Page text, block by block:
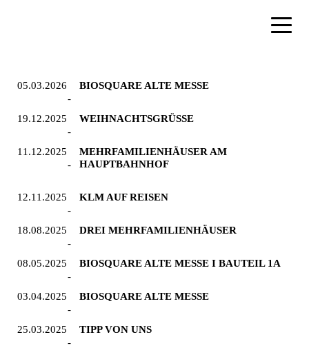
05.03.2026 BIOSQUARE ALTE MESSE
19.12.2025 WEIHNACHTSGRÜSSE
11.12.2025
MEHRFAMILIENHÄUSER AM
HAUPTBAHNHOF
12.11.2025 KLM AUF REISEN
18.08.2025 DREI MEHRFAMILIENHÄUSER
08.05.2025 BIOSQUARE ALTE MESSE I BAUTEIL 1A
03.04.2025 BIOSQUARE ALTE MESSE
25.03.2025 TIPP VON UNS